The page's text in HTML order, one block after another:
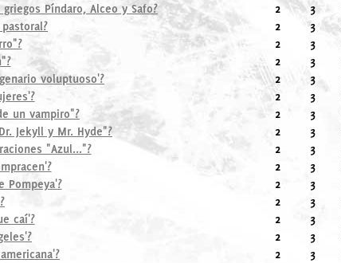
Píndaro, Alceo y Safo? 2 3
2 3
2 3
2 3
voluptuoso'? 2 3
2 3
un vampiro"? 2 3
Jekyll y Mr. Hyde"? 2 3
"Azul..."? 2 3
2 3
Pompeya'? 2 3
2 3
caí'? 2 3
2 3
2 3